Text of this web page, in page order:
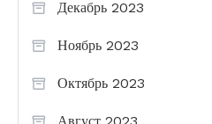
Декабрь 2023
Ноябрь 2023
Октябрь 2023